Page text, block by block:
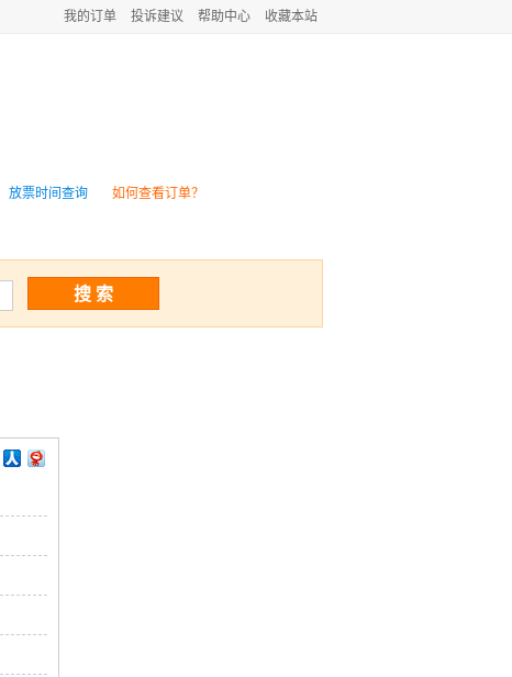
我的订单 投诉建议 帮助中心 收藏本站
放票时间查询 如何查看订单？